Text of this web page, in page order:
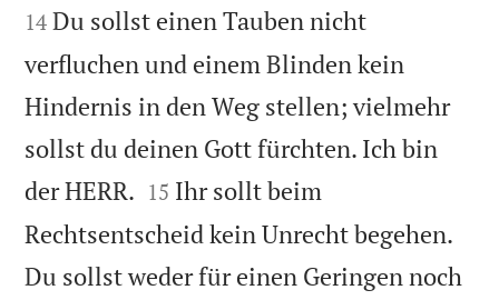
14 Du sollst einen Tauben nicht
verfluchen und einem Blinden kein
Hindernis in den Weg stellen; vielmehr
sollst du deinen Gott fürchten. Ich bin
der HERR. 

15 Ihr sollt beim
Rechtsentscheid kein Unrecht begehen.
Du sollst weder für einen Geringen noch